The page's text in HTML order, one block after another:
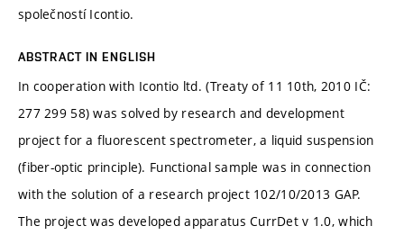
společností Icontio.
ABSTRACT IN ENGLISH
In cooperation with Icontio ltd. (Treaty of 11 10th, 2010 IČ:
277 299 58) was solved by research and development
project for a fluorescent spectrometer, a liquid suspension
(fiber-optic principle). Functional sample was in connection
with the solution of a research project 102/10/2013 GAP.
The project was developed apparatus CurrDet v 1.0, which